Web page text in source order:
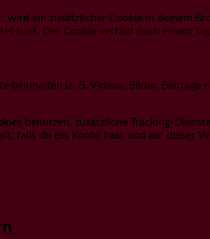
ein zusätzlicher Cookie in deinem
hast. Der Cookie verfällt nach einem
beinhalten (z. B. Videos, Bilder,
benutzen, zusätzliche Tracking-
falls du ein Konto hast und auf dieser